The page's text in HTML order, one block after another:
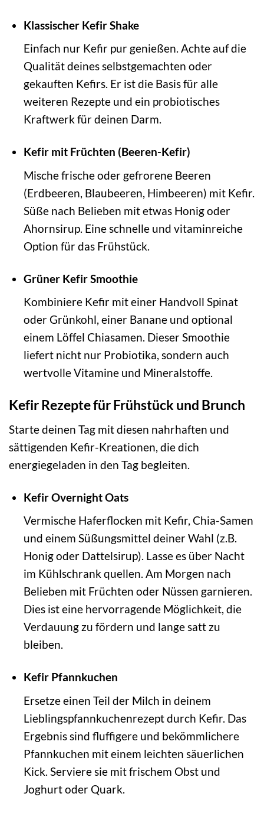
Klassischer Kefir Shake
Einfach nur Kefir pur genießen. Achte auf die
Qualität deines selbstgemachten oder
gekauften Kefirs. Er ist die Basis für alle
weiteren Rezepte und ein probiotisches
Kraftwerk für deinen Darm.
Kefir mit Früchten (Beeren-Kefir)
Mische frische oder gefrorene Beeren
(Erdbeeren, Blaubeeren, Himbeeren) mit Kefir.
Süße nach Belieben mit etwas Honig oder
Ahornsirup. Eine schnelle und vitaminreiche
Option für das Frühstück.
Grüner Kefir Smoothie
Kombiniere Kefir mit einer Handvoll Spinat
oder Grünkohl, einer Banane und optional
einem Löffel Chiasamen. Dieser Smoothie
liefert nicht nur Probiotika, sondern auch
wertvolle Vitamine und Mineralstoffe.
Kefir Rezepte für Frühstück und Brunch
Starte deinen Tag mit diesen nahrhaften und
sättigenden Kefir-Kreationen, die dich
energiegeladen in den Tag begleiten.
Kefir Overnight Oats
Vermische Haferflocken mit Kefir, Chia-Samen
und einem Süßungsmittel deiner Wahl (z.B.
Honig oder Dattelsirup). Lasse es über Nacht
im Kühlschrank quellen. Am Morgen nach
Belieben mit Früchten oder Nüssen garnieren.
Dies ist eine hervorragende Möglichkeit, die
Verdauung zu fördern und lange satt zu
bleiben.
Kefir Pfannkuchen
Ersetze einen Teil der Milch in deinem
Lieblingspfannkuchenrezept durch Kefir. Das
Ergebnis sind fluffigere und bekömmlichere
Pfannkuchen mit einem leichten säuerlichen
Kick. Serviere sie mit frischem Obst und
Joghurt oder Quark.